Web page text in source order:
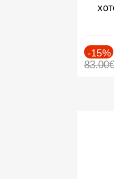
-15%
83.00€